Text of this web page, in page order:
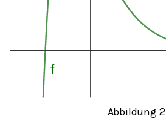
Abbildung 2